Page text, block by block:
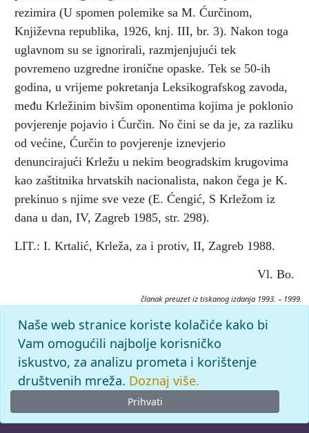
rezimira (U spomen polemike sa M. Ćurčinom,
Književna republika, 1926, knj. III, br. 3). Nakon toga
uglavnom su se ignorirali, razmjenjujući tek
povremeno uzgredne ironične opaske. Tek se 50-ih
godina, u vrijeme pokretanja Leksikografskog zavoda,
među Krležinim bivšim oponentima kojima je poklonio
povjerenje pojavio i Ćurčin. No čini se da je, za razliku
od većine, Ćurčin to povjerenje iznevjerio
denuncirajući Krležu u nekim beogradskim krugovima
kao zaštitnika hrvatskih nacionalista, nakon čega je K.
prekinuo s njime sve veze (E. Ćengić, S Krležom iz
dana u dan, IV, Zagreb 1985, str. 298).
LIT.: I. Krtalić, Krleža, za i protiv, II, Zagreb 1988.
Vl. Bo.
članak preuzet iz tiskanog izdanja 1993. – 1999.
Citiranje:
Krležijana (1993–99), mrežno izdanje.
Leksikografski zavod Miroslav Krleža, 2026. Pristupljeno
8.8.2026. <https://krlezijana.lzmk.hr/clanak/curcin-milan>.
Naše web stranice koriste kolačiće kako bi
Vam omogućili najbolje korisničko
iskustvo, za analizu prometa i korištenje
društvenih mreža. Doznaj više.
Prihvati
© 2026Leksikografski zavodMiroslav Krleža